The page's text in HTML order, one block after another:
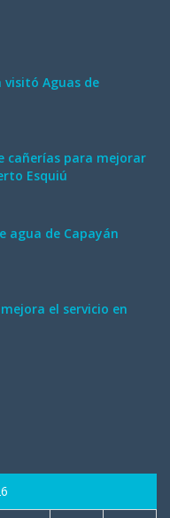
visitó Aguas de
cañerías para mejorar
Esquiú
agua de Capayán
el servicio en